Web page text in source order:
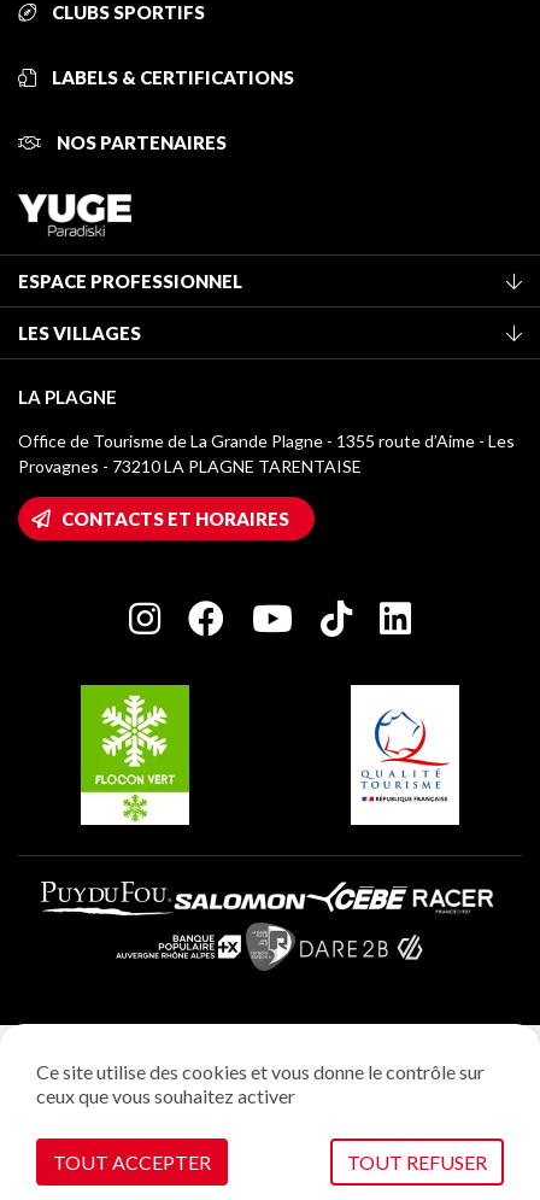
VOIR SUR LA CARTE
CLUBS SPORTIFS
LABELS & CERTIFICATIONS
NOS PARTENAIRES
ESPACE PROFESSIONNEL
Classement des meublés
Taxe de séjour
Médiathèque
Logos La Plagne
Accès Wifi
Maison des Propriétaires
Charte des Acteurs Engagés
LES VILLAGES
Montchavin - Les Coches
Champagny-en-Vanoise
Plagne 1800
Plagne Villages
Plagne Aime 2000
LA PLAGNE
Office de Tourisme de La Grande Plagne - 1355 route d’Aime - Les
Provagnes - 73210 LA PLAGNE TARENTAISE
CONTACTS ET HORAIRES
Gestion des cookies
Ce site utilise des cookies et vous donne le contrôle sur
ceux que vous souhaitez activer
TOUT ACCEPTER TOUT REFUSER